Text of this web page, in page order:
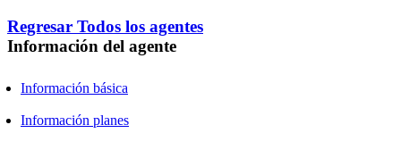
Regresar Todos los agentes
Información del agente
Información básica
Información planes